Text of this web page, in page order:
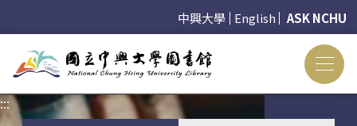
中興大學 English ASK NCHU
:::